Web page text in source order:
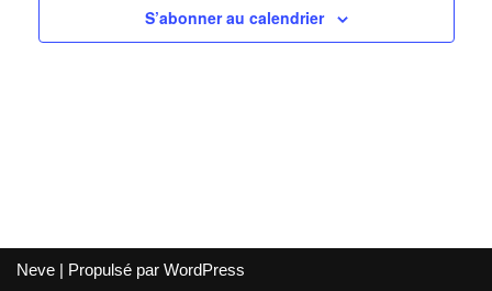
S’abonner au calendrier
Neve | Propulsé par WordPress